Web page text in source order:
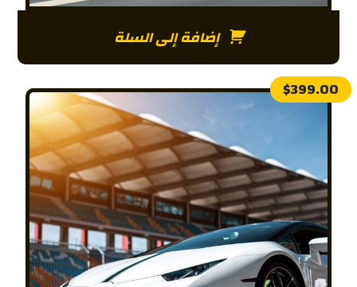
إضافة إلى السلة
$399.00